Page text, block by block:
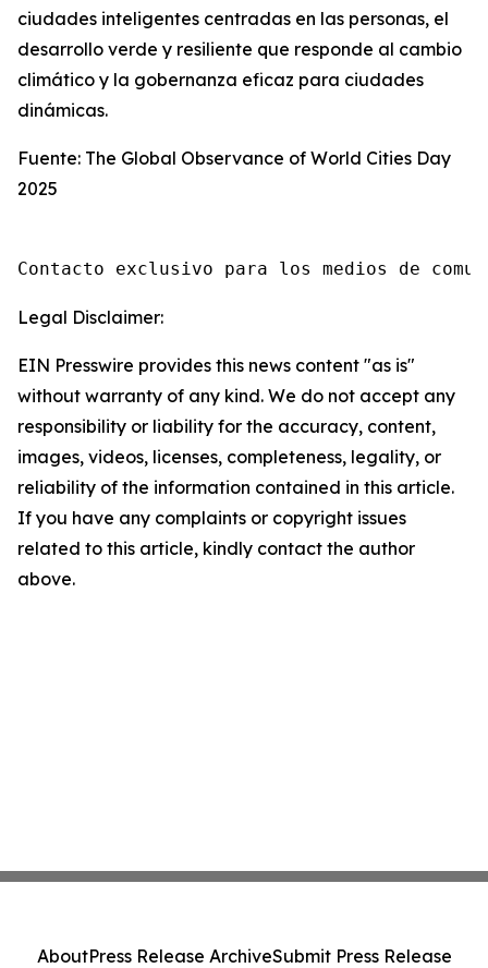
ciudades inteligentes centradas en las personas, el
desarrollo verde y resiliente que responde al cambio
climático y la gobernanza eficaz para ciudades
dinámicas.
Fuente: The Global Observance of World Cities Day
2025
Contacto exclusivo para los medios de
Legal Disclaimer:
EIN Presswire provides this news content "as is"
without warranty of any kind. We do not accept any
responsibility or liability for the accuracy, content,
images, videos, licenses, completeness, legality, or
reliability of the information contained in this article.
If you have any complaints or copyright issues
related to this article, kindly contact the author
above.
AboutPress Release ArchiveSubmit Press Release